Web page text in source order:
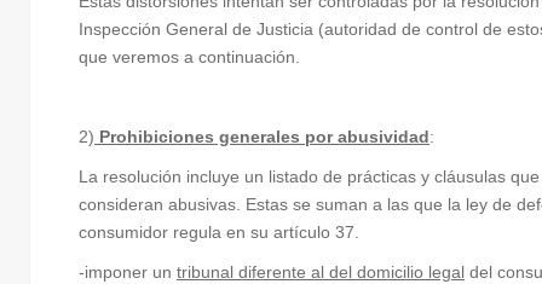
Inspección General de Justicia (autoridad de control de
que veremos a continuación.
2) Prohibiciones generales por abusividad:
La resolución incluye un listado de prácticas y cláusulas
consideran abusivas. Estas se suman a las que la ley de
consumidor regula en su artículo 37.
-imponer un tribunal diferente al del domicilio legal del